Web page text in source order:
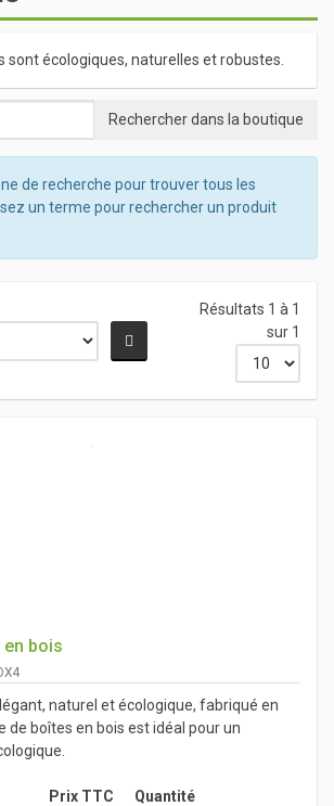
sont écologiques, naturelles et robustes.
de recherche pour trouver tous les
un terme pour rechercher un produit
Résultats 1 à 1
sur 1
en bois
naturel et écologique, fabriqué en
de boîtes en bois est idéal pour un
Prix TTC Quantité